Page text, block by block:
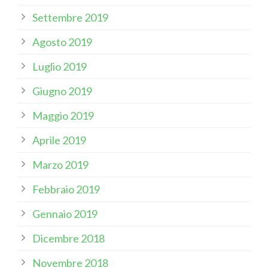
Settembre 2019
Agosto 2019
Luglio 2019
Giugno 2019
Maggio 2019
Aprile 2019
Marzo 2019
Febbraio 2019
Gennaio 2019
Dicembre 2018
Novembre 2018